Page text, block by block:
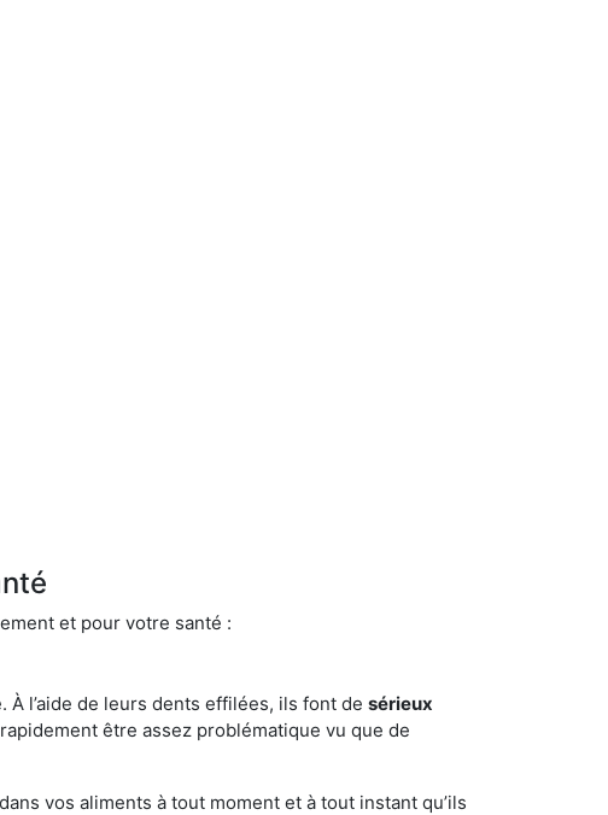
et pour votre santé :
l’aide de leurs dents effilées, ils font de sérieux
être assez problématique vu que de
vos aliments à tout moment et à tout instant qu’ils